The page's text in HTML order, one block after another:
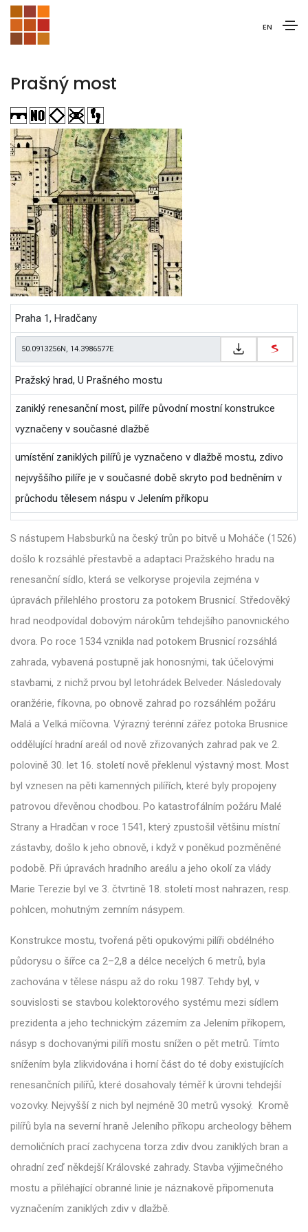
EN
Prašný most
Praha 1, Hradčany
Pražský hrad, U Prašného mostu
zaniklý renesanční most, pilíře původní mostní konstrukce
vyznačeny v současné dlažbě
umístění zaniklých pilířů je vyznačeno v dlažbě mostu, zdivo
nejvyššího pilíře je v současné době skryto pod bedněním v
průchodu tělesem náspu v Jelením příkopu
S nástupem Habsburků na český trůn po bitvě u Moháče (1526)
došlo k rozsáhlé přestavbě a adaptaci Pražského hradu na
renesanční sídlo, která se velkoryse projevila zejména v
úpravách přilehlého prostoru za potokem Brusnicí. Středověký
hrad neodpovídal dobovým nárokům tehdejšího panovnického
dvora. Po roce 1534 vznikla nad potokem Brusnicí rozsáhlá
zahrada, vybavená postupně jak honosnými, tak účelovými
stavbami, z nichž prvou byl letohrádek Belveder. Následovaly
oranžérie, fíkovna, po obnově zahrad po rozsáhlém požáru
Malá a Velká míčovna. Výrazný terénní zářez potoka Brusnice
oddělující hradní areál od nově zřizovaných zahrad pak ve 2.
polovině 30. let 16. století nově překlenul výstavný most. Most
byl vznesen na pěti kamenných pilířích, které byly propojeny
patrovou dřevěnou chodbou. Po katastrofálním požáru Malé
Strany a Hradčan v roce 1541, který zpustošil většinu místní
zástavby, došlo k jeho obnově, i když v poněkud pozměněné
podobě. Při úpravách hradního areálu a jeho okolí za vlády
Marie Terezie byl ve 3. čtvrtině 18. století most nahrazen, resp.
pohlcen, mohutným zemním násypem.
Konstrukce mostu, tvořená pěti opukovými pilíři obdélného
půdorysu o šířce ca 2–2,8 a délce necelých 6 metrů, byla
zachována v tělese náspu až do roku 1987. Tehdy byl, v
souvislosti se stavbou kolektorového systému mezi sídlem
prezidenta a jeho technickým zázemím za Jelením příkopem,
násyp s dochovanými pilíři mostu snížen o pět metrů. Tímto
snížením byla zlikvidována i horní část do té doby existujících
renesančních pilířů, které dosahovaly téměř k úrovni tehdejší
vozovky. Nejvyšší z nich byl nejméně 30 metrů vysoký. Kromě
pilířů byla na severní hraně Jeleního příkopu archeology během
demoličních prací zachycena torza zdiv dvou zaniklých bran a
ohradní zeď někdejší Královské zahrady. Stavba výjimečného
mostu a přiléhající obranné linie je náznakově připomenuta
vyznačením zaniklých zdiv v dlažbě.